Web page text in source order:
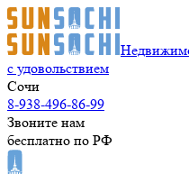
с удовольствием
Сочи
8-938-496-86-99
Звоните нам
бесплатно по РФ